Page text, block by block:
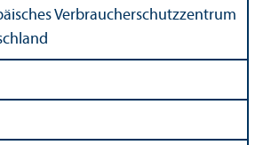
Verbraucherschutzzentrum